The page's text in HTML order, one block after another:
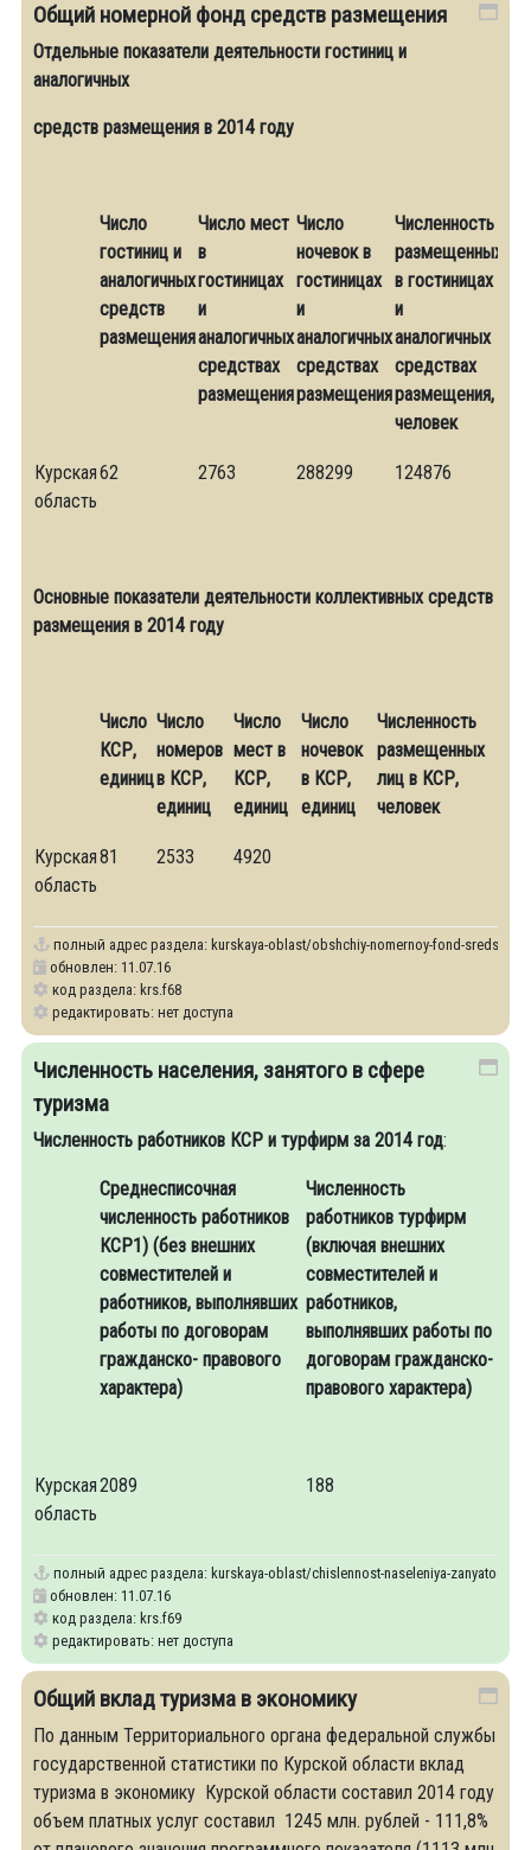
Общий номерной фонд средств размещения
Отдельные показатели деятельности гостиниц и
аналогичных
средств размещения в 2014 году
Число
гостиниц и
аналогичных
средств
размещения
Число мест
в
гостиницах
и
аналогичных
средствах
размещения
Число
ночевок в
гостиницах
и
аналогичных
средствах
размещения
Численность
размещенных
в гостиницах
и
аналогичных
средствах
размещения,
человек
Курская
область
62 2763 288299 124876
Основные показатели деятельности коллективных средств
размещения в 2014 году
Число
КСР,
единиц
Число
номеров
в КСР,
единиц
Число
мест в
КСР,
единиц
Число
ночевок
в КСР,
единиц
Численность
размещенных
лиц в КСР,
человек
Курская
область
81 2533 4920
полный адрес раздела: kurskaya-oblast/obshchiy-nomernoy-fond-sredstv-
обновлен: 11.07.16
код раздела: krs.f68
редактировать: нет доступа
Численность населения, занятого в сфере
туризма
Численность работников КСР и турфирм за 2014 год:
Среднесписочная
численность работников
КСР1) (без внешних
совместителей и
работников, выполнявших
работы по договорам
гражданско- правового
характера)
Численность
работников турфирм
(включая внешних
совместителей и
работников,
выполнявших работы по
договорам гражданско-
правового характера)
Курская
область
2089 188
полный адрес раздела: kurskaya-oblast/chislennost-naseleniya-zanyatogo-
обновлен: 11.07.16
код раздела: krs.f69
редактировать: нет доступа
Общий вклад туризма в экономику
По данным Территориального органа федеральной службы
государственной статистики по Курской области вклад
туризма в экономику Курской области составил 2014 году
объем платных услуг составил 1245 млн. рублей - 111,8%